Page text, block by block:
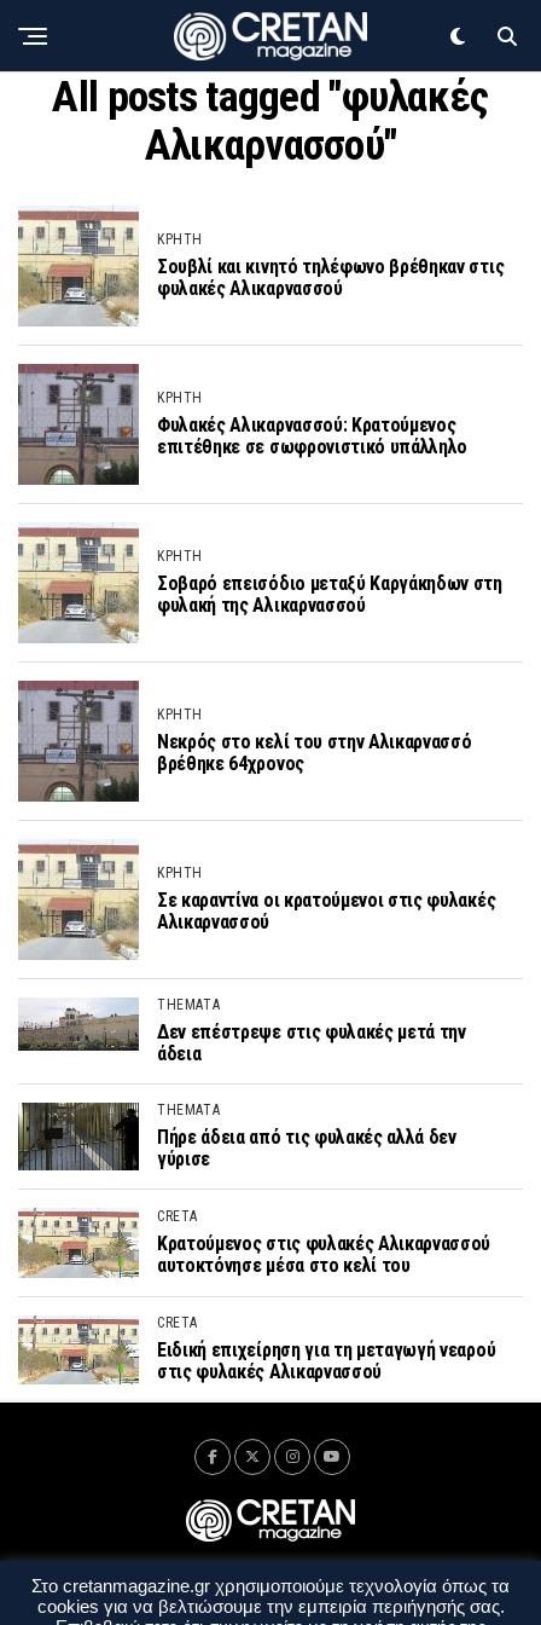
All posts tagged "φυλακές
Αλικαρνασσού"
ΚΡΗΤΗ
Σουβλί και κινητό τηλέφωνο βρέθηκαν στις
φυλακές Αλικαρνασσού
ΚΡΗΤΗ
Φυλακές Αλικαρνασσού: Κρατούμενος
επιτέθηκε σε σωφρονιστικό υπάλληλο
ΚΡΗΤΗ
Σοβαρό επεισόδιο μεταξύ Καργάκηδων στη
φυλακή της Αλικαρνασσού
ΚΡΗΤΗ
Νεκρός στο κελί του στην Αλικαρνασσό
βρέθηκε 64χρονος
ΚΡΗΤΗ
Σε καραντίνα οι κρατούμενοι στις φυλακές
Αλικαρνασσού
THEMATA
Δεν επέστρεψε στις φυλακές μετά την
άδεια
THEMATA
Πήρε άδεια από τις φυλακές αλλά δεν
γύρισε
CRETA
Κρατούμενος στις φυλακές Αλικαρνασσού
αυτοκτόνησε μέσα στο κελί του
CRETA
Ειδική επιχείρηση για τη μεταγωγή νεαρού
στις φυλακές Αλικαρνασσού
Ταυτότητα Πολιτική Απορρήτου
Όροι Χρήσης
Όροι και Προϋποθέσεις
Στο cretanmagazine.gr χρησιμοποιούμε τεχνολογία όπως τα
cookies για να βελτιώσουμε την εμπειρία περιήγησής σας.